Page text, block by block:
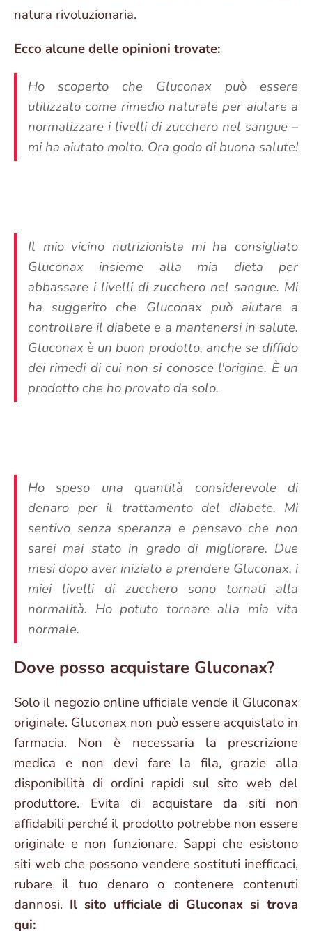
natura rivoluzionaria.
Ecco alcune delle opinioni trovate:
Ho scoperto che Gluconax può essere
utilizzato come rimedio naturale per aiutare a
normalizzare i livelli di zucchero nel sangue –
mi ha aiutato molto. Ora godo di buona salute!
Il mio vicino nutrizionista mi ha consigliato
Gluconax insieme alla mia dieta per
abbassare i livelli di zucchero nel sangue. Mi
ha suggerito che Gluconax può aiutare a
controllare il diabete e a mantenersi in salute.
Gluconax è un buon prodotto, anche se diffido
dei rimedi di cui non si conosce l'origine. È un
prodotto che ho provato da solo.
Ho speso una quantità considerevole di
denaro per il trattamento del diabete. Mi
sentivo senza speranza e pensavo che non
sarei mai stato in grado di migliorare. Due
mesi dopo aver iniziato a prendere Gluconax, i
miei livelli di zucchero sono tornati alla
normalità. Ho potuto tornare alla mia vita
normale.
Dove posso acquistare Gluconax?
Solo il negozio online ufficiale vende il Gluconax
originale. Gluconax non può essere acquistato in
farmacia. Non è necessaria la prescrizione
medica e non devi fare la fila, grazie alla
disponibilità di ordini rapidi sul sito web del
produttore. Evita di acquistare da siti non
affidabili perché il prodotto potrebbe non essere
originale e non funzionare. Sappi che esistono
siti web che possono vendere sostituti inefficaci,
rubare il tuo denaro o contenere contenuti
dannosi. Il sito ufficiale di Gluconax si trova
qui: